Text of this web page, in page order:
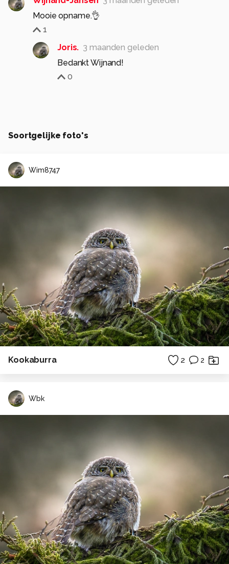
Mooie opname.👌
1
Joris. 3 maanden geleden
Bedankt Wijnand!
0
Soortgelijke foto's
Wim8747
Kookaburra 2 2
Wbk